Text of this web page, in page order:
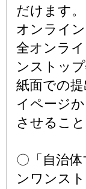
だけます。
オンライ
全オンラ
ンストッ
紙面での
イページ
させるこ
〇「自治
ンワンス